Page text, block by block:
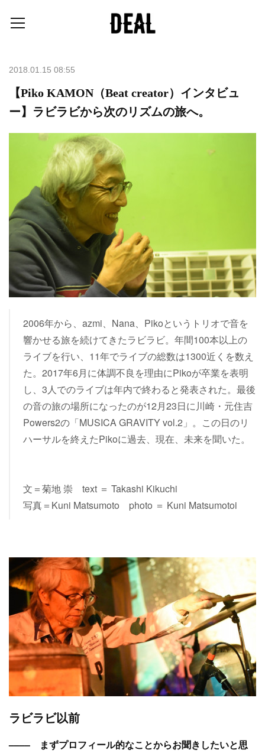
2018.01.15 08:55
【Piko KAMON（Beat creator）インタビュ
ー】ラビラビから次のリズムの旅へ。
2006年から、azmi、Nana、Pikoというトリオで音を
響かせる旅を続けてきたラビラビ。年間100本以上の
ライブを行い、11年でライブの総数は1300近くを数え
た。2017年6月に体調不良を理由にPikoが卒業を表明
し、3人でのライブは年内で終わると発表された。最後
の音の旅の場所になったのが12月23日に川崎・元住吉
Powers2の「MUSICA GRAVITY vol.2」。この日のリ
ハーサルを終えたPikoに過去、現在、未来を聞いた。
文＝菊地 崇 text ＝ Takashi Kikuchi
写真＝Kuni Matsumoto photo ＝ Kuni Matsumotoi
ラビラビ以前
–––– まずプロフィール的なことからお聞きしたいと思